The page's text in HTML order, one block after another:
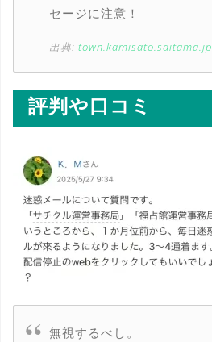
セージに注意！
出典: town.kamisato.saitama.jp
評判や口コミ
無視するべし。